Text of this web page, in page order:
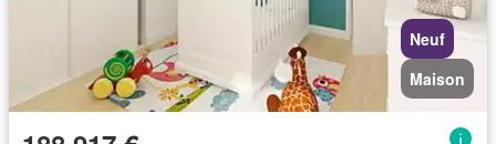
Neuf
Maison